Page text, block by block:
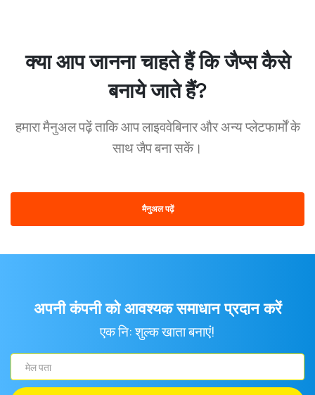
क्या आप जानना चाहते हैं कि जैप्स कैसे
बनाये जाते हैं?
हमारा मैनुअल पढ़ें ताकि आप लाइववेबिनार और अन्य प्लेटफार्मों के
साथ जैप बना सकें।
मैनुअल पढ़ें
अपनी कंपनी को आवश्यक समाधान प्रदान करें
एक नि: शुल्क खाता बनाएं!
पता